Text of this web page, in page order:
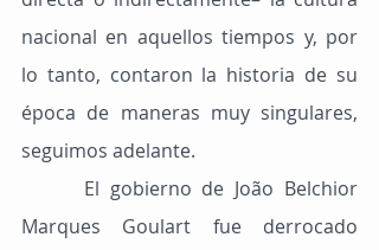
nacional en aquellos tiempos y, por
lo tanto, contaron la historia de su
época de maneras muy singulares,
seguimos adelante.
Marques Goulart fue derrocado